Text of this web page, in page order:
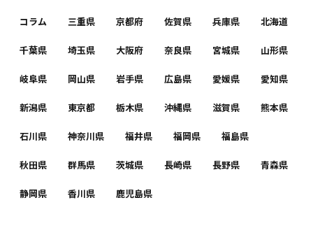
コラム 三重県 京都府 佐賀県 兵庫県 北海道
千葉県 埼玉県 大阪府 奈良県 宮城県 山形県
岐阜県 岡山県 岩手県 広島県 愛媛県 愛知県
新潟県 東京都 栃木県 沖縄県 滋賀県 熊本県
石川県 神奈川県 福井県 福岡県 福島県
秋田県 群馬県 茨城県 長崎県 長野県 青森県
静岡県 香川県 鹿児島県